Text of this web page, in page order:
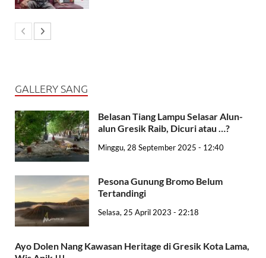
GALLERY SANG
Belasan Tiang Lampu Selasar Alun-
alun Gresik Raib, Dicuri atau …?
Minggu, 28 September 2025 - 12:40
Pesona Gunung Bromo Belum
Tertandingi
Selasa, 25 April 2023 - 22:18
Ayo Dolen Nang Kawasan Heritage di Gresik Kota Lama,